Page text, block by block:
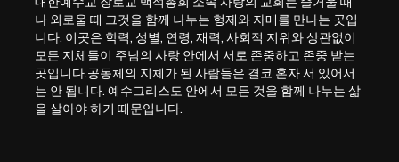
나 외로울 때 그것을 함께 나누는 형제와 자매를 만나는 곳입
니다. 이곳은 학력, 성별, 연령, 재력, 사회적 지위와 상관없이
모든 지체들이 주님의 사랑 안에서 서로 존중하고 존중 받는
곳입니다.공동체의 지체가 된 사람들은 결코 혼자 서 있어서
는 안 됩니다. 예수그리스도 안에서 모든 것을 함께 나누는 삶
을 살아야 하기 때문입니다.